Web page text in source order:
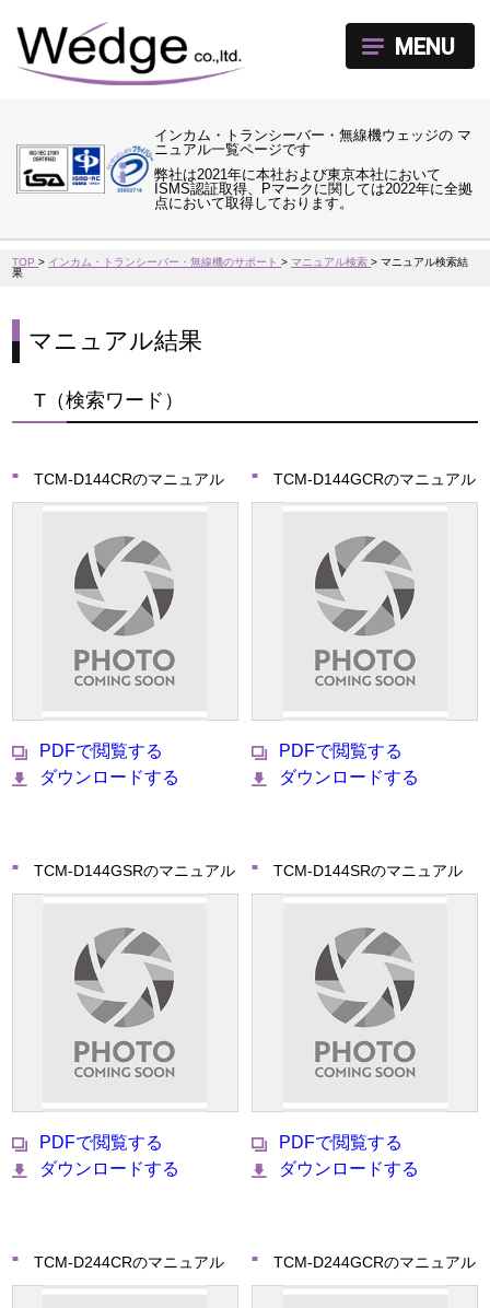
インカム・トランシーバー・無線機ウェッジの マ
ニュアル一覧ページです
弊社は2021年に本社および東京本社において
ISMS認証取得、Pマークに関しては2022年に全拠
点において取得しております。
MENU
TOP> インカム・トランシーバー・無線機のサポート>マニュアル検索>マニュアル検索結
果
マニュアル結果
T（検索ワード）
TCM-D144CRのマニュアル
PDFで閲覧する
ダウンロードする
TCM-D144GCRのマニュアル
PDFで閲覧する
ダウンロードする
TCM-D144GSRのマニュアル
PDFで閲覧する
ダウンロードする
TCM-D144SRのマニュアル
PDFで閲覧する
ダウンロードする
TCM-D244CRのマニュアル TCM-D244GCRのマニュアル